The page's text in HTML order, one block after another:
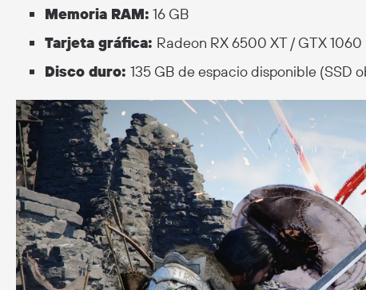
Memoria RAM: 16 GB
Tarjeta gráfica: Radeon RX 6500 XT / GTX 1060
Disco duro: 135 GB de espacio disponible (SSD